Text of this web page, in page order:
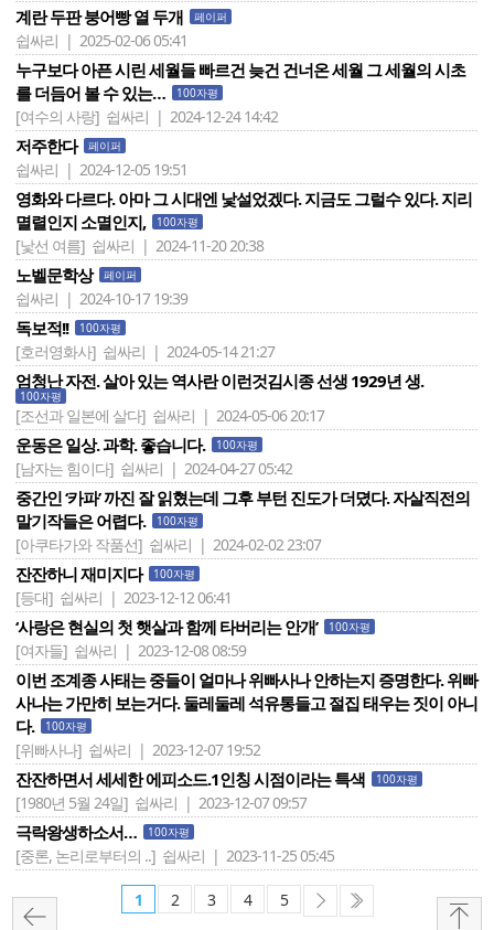
계란 두판 붕어빵 열 두개 페이퍼
쉽싸리 | 2025-02-06 05:41
누구보다 아픈 시린 세월들 빠르건 늦건 건너온 세월 그 세월의 시초
를 더듬어 볼 수 있는…
100자평
[여수의 사랑] 쉽싸리 | 2024-12-24 14:42
저주한다 페이퍼
쉽싸리 | 2024-12-05 19:51
영화와 다르다. 아마 그 시대엔 낯설었겠다. 지금도 그럴수 있다. 지리
멸렬인지 소멸인지,
100자평
[낯선 여름] 쉽싸리 | 2024-11-20 20:38
노벨문학상 페이퍼
쉽싸리 | 2024-10-17 19:39
독보적!! 100자평
[호러영화사] 쉽싸리 | 2024-05-14 21:27
엄청난 자전. 살아 있는 역사란 이런것김시종 선생 1929년 생.
100자평
[조선과 일본에 살다] 쉽싸리 | 2024-05-06 20:17
운동은 일상. 과학. 좋습니다. 100자평
[남자는 힘이다] 쉽싸리 | 2024-04-27 05:42
중간인 ‘카파’ 까진 잘 읽혔는데 그후 부턴 진도가 더뎠다. 자살직전의
말기작들은 어렵다.
100자평
[아쿠타가와 작품선] 쉽싸리 | 2024-02-02 23:07
잔잔하니 재미지다 100자평
[등대] 쉽싸리 | 2023-12-12 06:41
‘사랑은 현실의 첫 햇살과 함께 타버리는 안개’ 100자평
[여자들] 쉽싸리 | 2023-12-08 08:59
이번 조계종 사태는 중들이 얼마나 위빠사나 안하는지 증명한다. 위빠
사나는 가만히 보는거다. 둘레둘레 석유통들고 절집 태우는 짓이 아니
다.
100자평
[위빠사나] 쉽싸리 | 2023-12-07 19:52
잔잔하면서 세세한 에피소드.1인칭 시점이라는 특색 100자평
[1980년 5월 24일] 쉽싸리 | 2023-12-07 09:57
극락왕생하소서… 100자평
[중론, 논리로부터의 ..] 쉽싸리 | 2023-11-25 05:45
1 2 3 4 5